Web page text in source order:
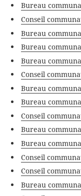
Bureau
Conseil
Bureau
Bureau
Bureau
Conseil
Bureau
Bureau
Conseil
Bureau
Bureau
Conseil
Conseil
Bureau